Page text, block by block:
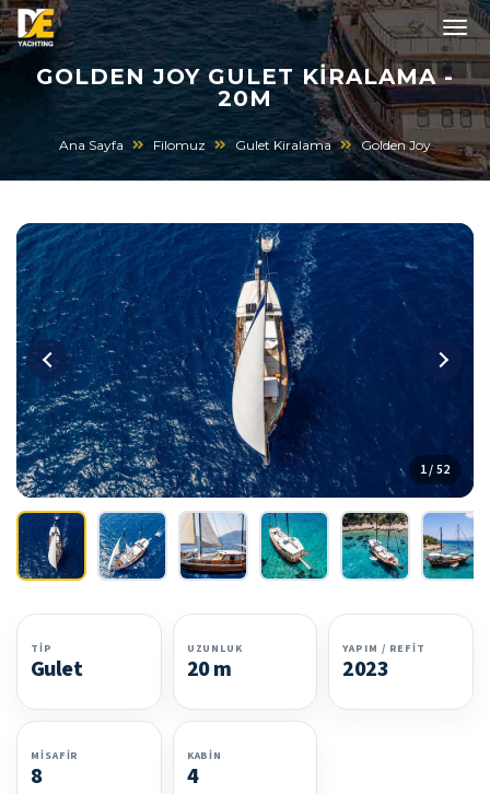
GOLDEN JOY GULET KIRALAMA -
20M
Ana Sayfa Filomuz Gulet Kiralama Golden Joy
1 / 52
TIP
Gulet
UZUNLUK
20 m
YAPIM / REFIT
2023
MISAFIR
8
KABIN
4